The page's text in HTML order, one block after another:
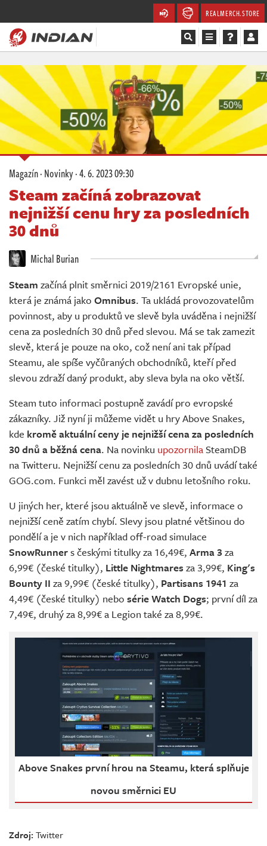
REALMERCH.STORE
Magazín
Recenze
Videa
Soutěže
Databáze
Komunita
Živě
Magazín·Novinky·4. 6. 2023 09:30
Steam začíná zobrazovat
nejnižší cenu hry za posledních
30 dnů
Michal Burian
Steam začíná plnit směrnici 2019/2161 Evropské unie,
která je známá jako Omnibus. Ta ukládá provozovatelům
povinnost, aby u produktů ve slevě byla uváděna i nejnižší
cena za posledních 30 dnů před slevou. Má se tak zamezit
slevě, která je pouze na oko, což není ani tak případ
Steamu, ale spíše vyčůraných obchodníků, kteří před
slevou zdraží daný produkt, aby sleva byla na oko větší.
Steam tuto informaci postupně zavádí pro evropské
zákazníky. Již nyní ji můžeme vidět u hry Above Snakes,
kde kromě aktuální ceny je nejnižší cena za posledních
30 dnů a běžná cena. Na novinku upozornilaSteamDB
na Twitteru. Nejnižší cenu za posledních 30 dnů uvádí také
GOG.com. Funkci měl zavést už v dubnu letošního roku.
U jiných her, které jsou aktuálně ve slevě, informace o
nejnižší ceně zatím chybí. Slevy jsou platné většinou do
pondělí a je v nich například off-road simulace
SnowRunners českými titulky za 16,49€, Arma 3za
6,99€ (české titulky), Little Nightmares za 3,99€, King's
Bounty II za 9,99€ (české titulky), Partisans 1941 za
4,49€ (české titulky) nebo série Watch Dogs; první díl za
7,49€, druhý za 8,99€ a Legion také za 8,99€.
Above Snakes první hrou na Steamu, která splňuje
novou směrnici EU
Zdroj:Twitter